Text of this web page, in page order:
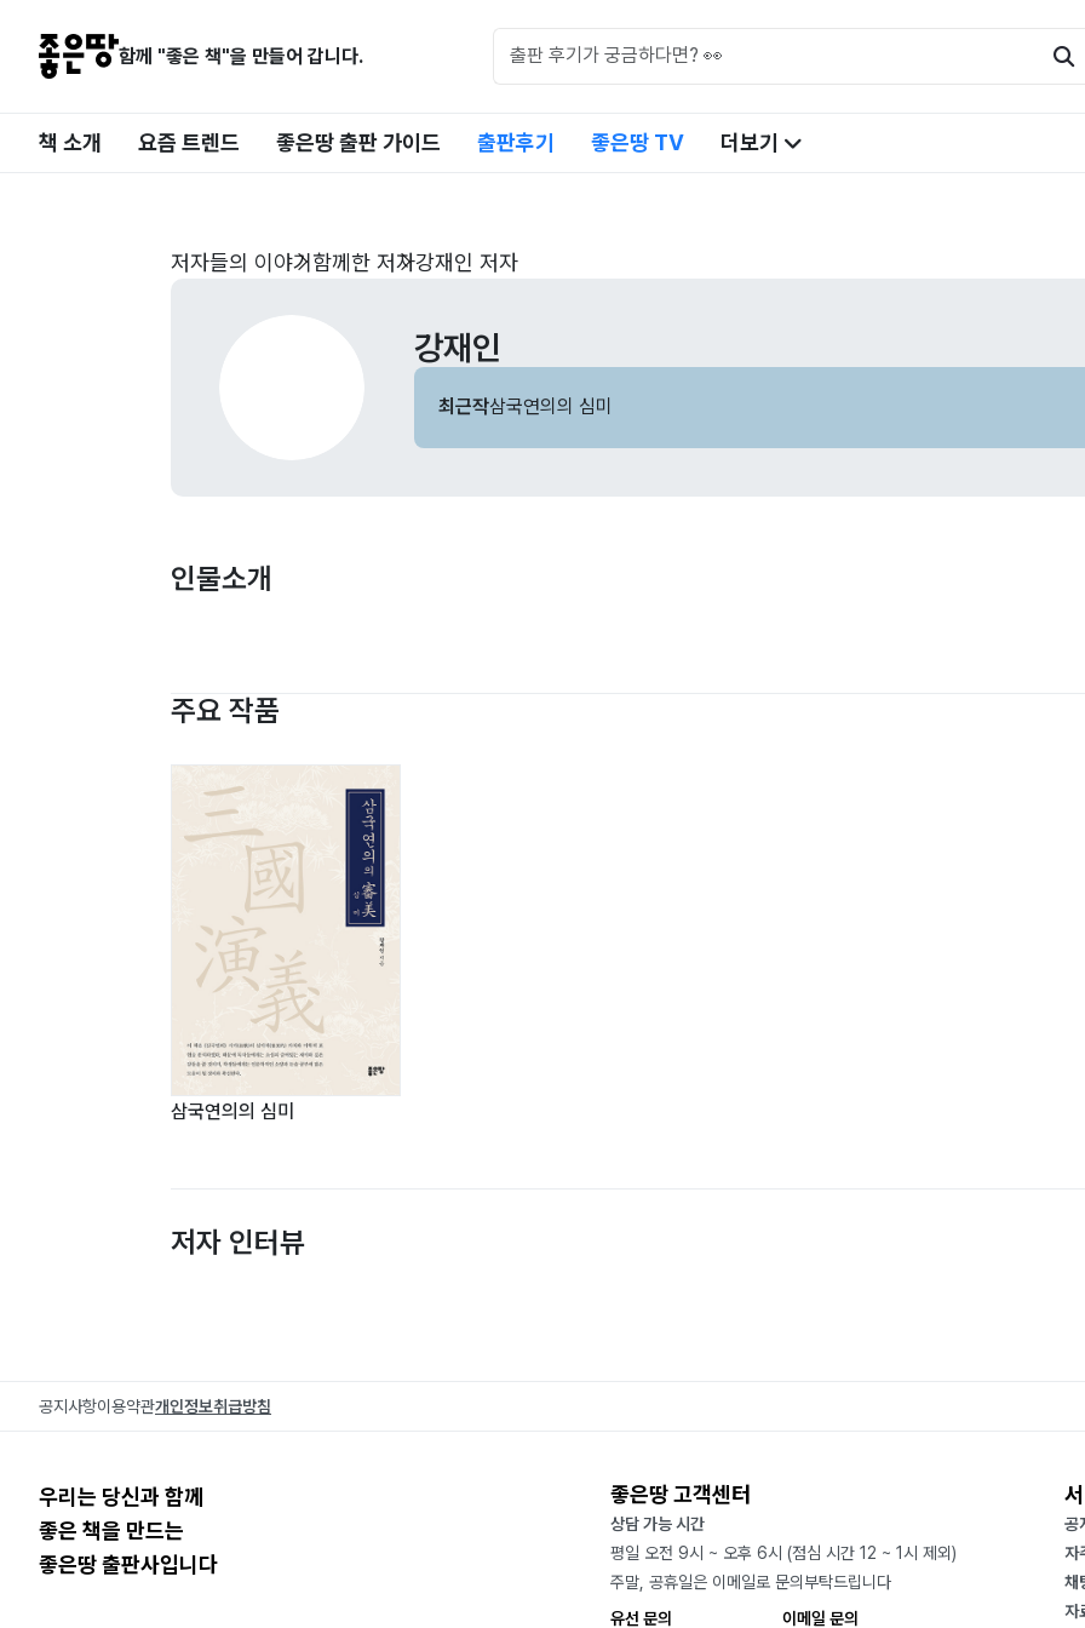
함께 "좋은 책"을 만들어 갑니다.
책 소개 요즘 트렌드 좋은땅 출판 가이드 출판후기 좋은땅 TV 더보기
저자들의 이야기 함께한 저자강재인 저자
강재인
최근작삼국연의의 심미
인물소개
주요 작품
삼국연의의 심미
저자 인터뷰
공지사항이용약관개인정보취급방침
우리는 당신과 함께
좋은 책을 만드는
좋은땅 출판사입니다
좋은땅 고객센터
상담 가능 시간
평일 오전 9시 ~ 오후 6시 (점심 시간 12 ~ 1시 제외)
주말, 공휴일은 이메일로 문의부탁드립니다
유선 문의
이메일 문의
공
자
채
자